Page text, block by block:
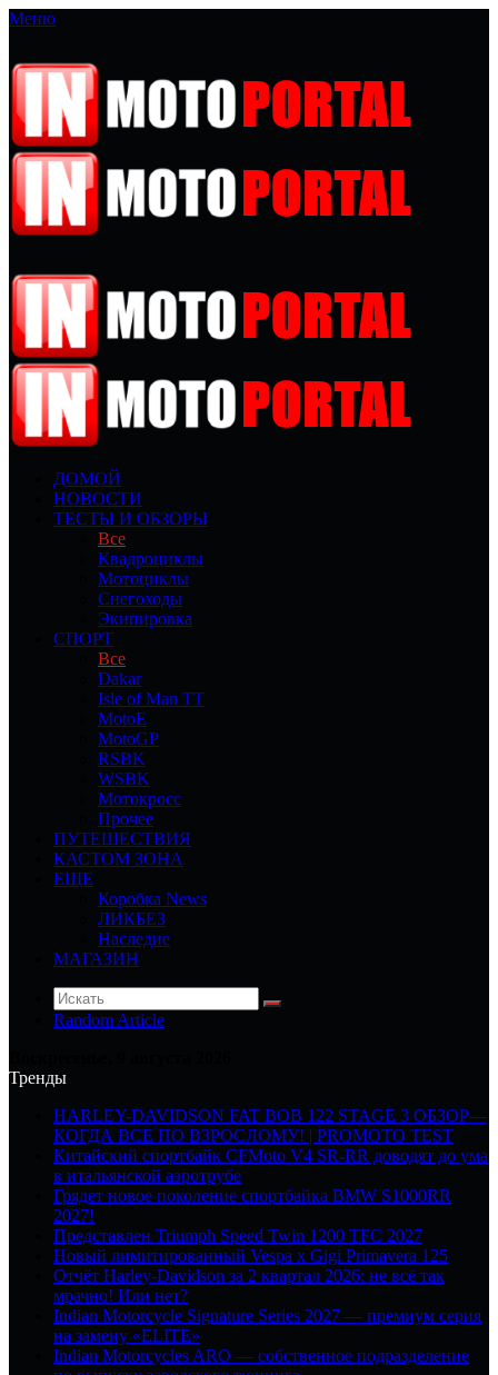
Меню
ДОМОЙ
НОВОСТИ
ТЕСТЫ И ОБЗОРЫ
Все
Квадроциклы
Мотоциклы
Снегоходы
Экипировка
СПОРТ
Все
Dakar
Isle of Man TT
MotoE
MotoGP
RSBK
WSBK
Мотокросс
Прочее
ПУТЕШЕСТВИЯ
КАСТОМ ЗОНА
ЕЩЕ
Коробка News
ЛИКБЕЗ
Наследие
МАГАЗИН
Random Article
Тренды
HARLEY-DAVIDSON FAT BOB 122 STAGE 3 ОБЗОР—
КОГДА ВСЕ ПО ВЗРОСЛОМУ! | PROMOTO TEST
Китайский спортбайк CFMoto V4 SR-RR доводят до ума
в итальянской аэротрубе
Грядет новое поколение спортбайка BMW S1000RR
2027!
Представлен Triumph Speed Twin 1200 TFC 2027
Новый лимитированный Vespa x Gigi Primavera 125
Отчёт Harley-Davidson за 2 квартал 2026: не всё так
мрачно! Или нет?
Indian Motorcycle Signature Series 2027 — премиум серия
на замену «ELITE»
Indian Motorcycles ARO — собственное подразделение